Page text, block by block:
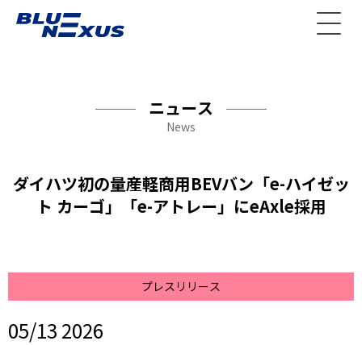
ニュース
News
ダイハツ初の量産軽商用BEVバン「e-ハイゼッ
ト カーゴ」「e-アトレー」にeAxle採用
プレスリリース
05/13 2026